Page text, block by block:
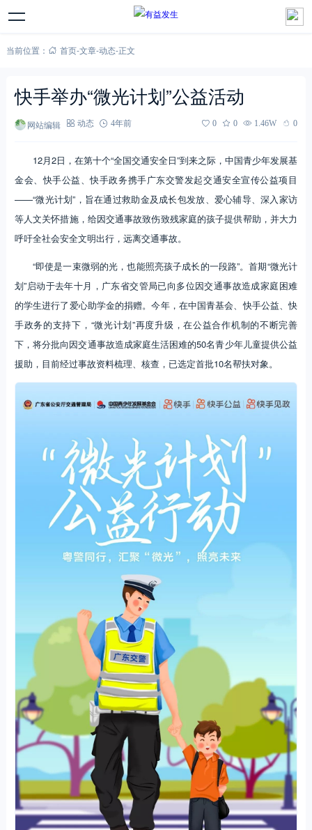
当前位置： 首页-文章-动态-正文
快手举办“微光计划”公益活动
网站编辑 动态 4年前 0 0 1.46W 0
12月2日，在第十个“全国交通安全日”到来之际，中国青少年发展基
金会、快手公益、快手政务携手广东交警发起交通安全宣传公益项目
——“微光计划”，旨在通过救助金及成长包发放、爱心辅导、深入家访
等人文关怀措施，给因交通事故致伤致残家庭的孩子提供帮助，并大力
呼吁全社会安全文明出行，远离交通事故。
“即使是一束微弱的光，也能照亮孩子成长的一段路”。首期“微光计
划”启动于去年十月，广东省交管局已向多位因交通事故造成家庭困难
的学生进行了爱心助学金的捐赠。今年，在中国青基会、快手公益、快
手政务的支持下，“微光计划”再度升级，在公益合作机制的不断完善
下，将分批向因交通事故造成家庭生活困难的50名青少年儿童提供公益
援助，目前经过事故资料梳理、核查，已选定首批10名帮扶对象。